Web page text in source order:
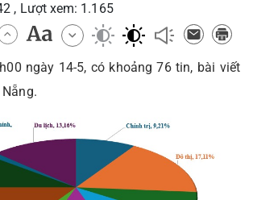
, Lượt xem: 1.165
ngày 14-5, có khoảng 76 tin, bài viết